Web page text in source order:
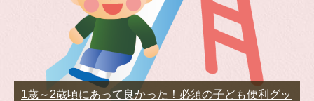
1歳～2歳頃にあって良かった！必須の子ども便利グッ